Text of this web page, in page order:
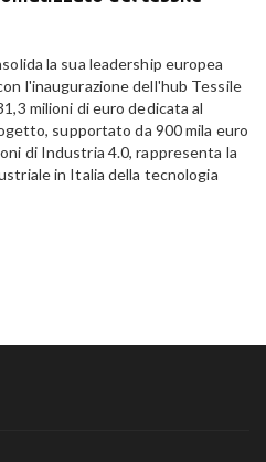
la sua leadership europea
l'inaugurazione dell'hub Tessile
milioni di euro dedicata al
supportato da 900 mila euro
di Industria 4.0, rappresenta la
in Italia della tecnologia